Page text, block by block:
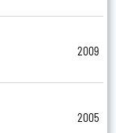
2009
2005